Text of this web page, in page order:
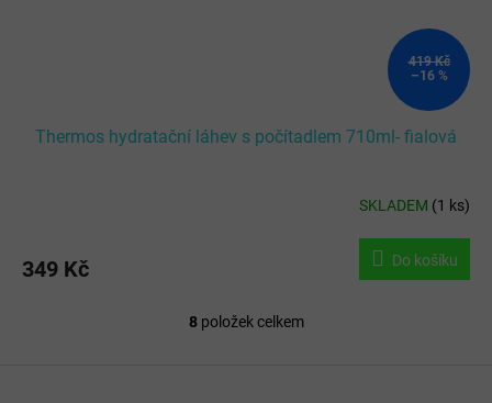
419 Kč
–16 %
Thermos hydratační láhev s počítadlem 710ml- fialová
SKLADEM (1 ks)
349 Kč Do košíku
O
8položek celkem